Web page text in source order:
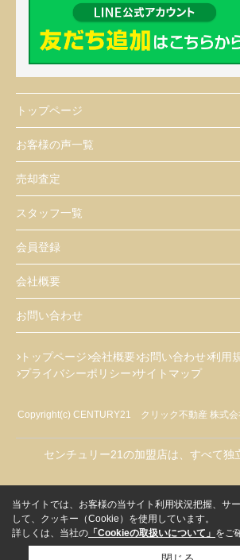
トップページ
お客様の声一覧
売却査定
スタッフ一覧
会員登録
会社概要
お問い合わせ
トップページ 会社概要 お問い合わせ 利用
プライバシーポリシー サイトマップ
Copyright(c) CENTURY21 クリック不動産 株式
センチュリー21の加盟店は、すべて独
当サイトでは、お客様の当サイト利用状況把握、サ
して、クッキー（Cookie）を使用しています。
詳しくは、当社の 「Cookieの取扱いについて」 をご